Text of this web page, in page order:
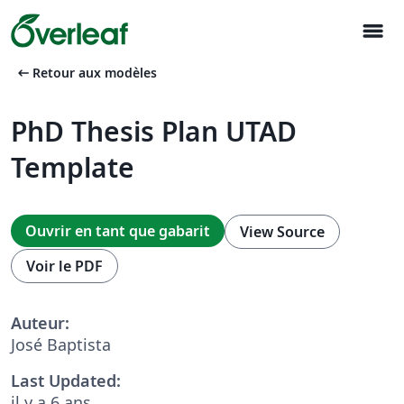
menu
arrow_left_alt Retour aux modèles
PhD Thesis Plan UTAD
Template
Ouvrir en tant que gabarit
View Source
Voir le PDF
Auteur:
José Baptista
Last Updated: